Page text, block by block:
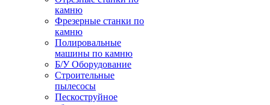
камню
Фрезерные станки по
камню
Полировальные
машины по камню
Б/У Оборудование
Строительные
пылесосы
Пескоструйное